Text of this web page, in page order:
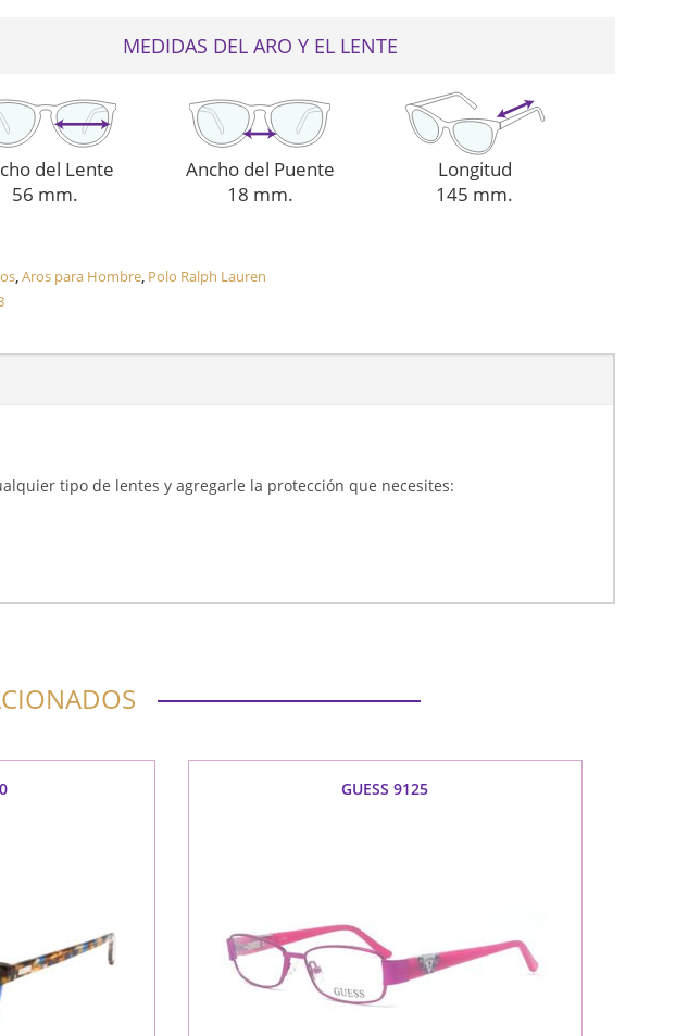
MEDIDAS DEL ARO Y EL LENTE
del Lente
56 mm.
Ancho del Puente
18 mm.
Longitud
145 mm.
,Aros para Hombre, Polo Ralph Lauren
tipo de lentes y agregarle la protección que necesites:
GUESS 9125